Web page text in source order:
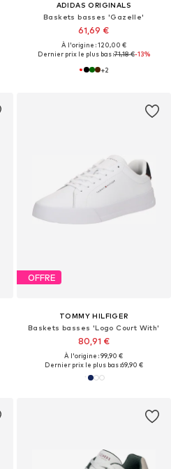
ADIDAS ORIGINALS
Baskets basses 'Gazelle'
61,69 €
À l'origine : 120,00 €
Dernier prix le plus bas :71,18 €-13%
+2
OFFRE
TOMMY HILFIGER
Baskets basses 'Logo Court With'
80,91 €
À l'origine : 99,90 €
Dernier prix le plus bas :69,90 €